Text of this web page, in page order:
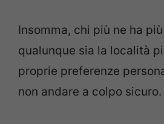
Insomma, chi più ne ha
qualunque sia la località
proprie preferenze
non andare a colpo sicuro.